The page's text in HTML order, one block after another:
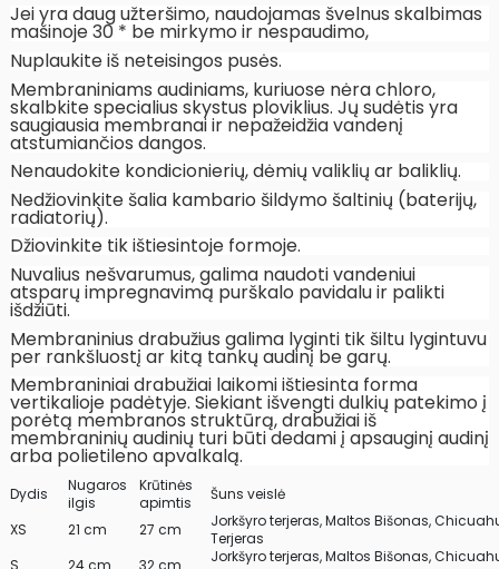
Jei yra daug užteršimo, naudojamas švelnus skalbimas
mašinoje 30 * be mirkymo ir nespaudimo,
Nuplaukite iš neteisingos pusės.
Membraniniams audiniams, kuriuose nėra chloro,
skalbkite specialius skystus ploviklius. Jų sudėtis yra
saugiausia membranai ir nepažeidžia vandenį
atstumiančios dangos.
Nenaudokite kondicionierių, dėmių valiklių ar baliklių.
Nedžiovinkite šalia kambario šildymo šaltinių (baterijų,
radiatorių).
Džiovinkite tik ištiesintoje formoje.
Nuvalius nešvarumus, galima naudoti vandeniui
atsparų impregnavimą purškalo pavidalu ir palikti
išdžiūti.
Membraninius drabužius galima lyginti tik šiltu lygintuvu
per rankšluostį ar kitą tankų audinį be garų.
Membraniniai drabužiai laikomi ištiesinta forma
vertikalioje padėtyje. Siekiant išvengti dulkių patekimo į
porėtą membranos struktūrą, drabužiai iš
membraninių audinių turi būti dedami į apsauginį audinį
arba polietileno apvalkalą.
Dydis
Nugaros
ilgis
Krūtinės
apimtis
Šuns veislė
XS
21 cm 27 cm
Jorkšyro terjeras, Maltos Bišonas,
Terjeras
S
24 cm 32 cm
Jorkšyro terjeras, Maltos Bišonas,